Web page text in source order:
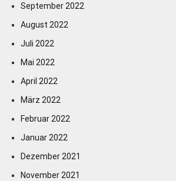
September 2022
August 2022
Juli 2022
Mai 2022
April 2022
März 2022
Februar 2022
Januar 2022
Dezember 2021
November 2021